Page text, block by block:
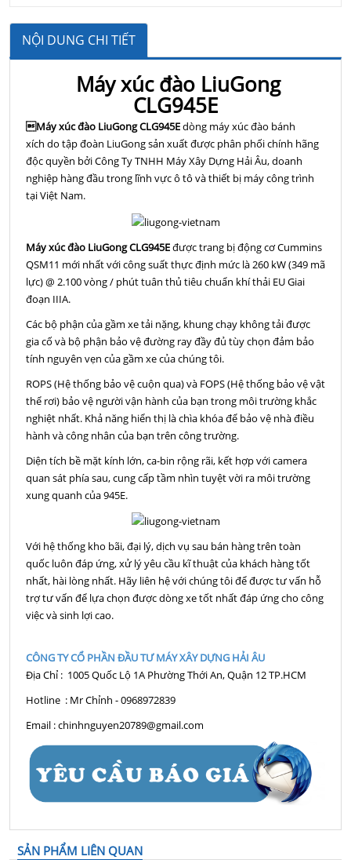
NỘI DUNG CHI TIẾT
Máy xúc đào LiuGong
CLG945E
Máy xúc đào LiuGong CLG945Edòng máy xúc đào bánh
xích do tập đoàn LiuGong sản xuất được phân phối chính hãng
độc quyền bởi Công Ty TNHH Máy Xây Dựng Hải Âu, doanh
nghiệp hàng đầu trong lĩnh vực ô tô và thiết bị máy công trình
tại Việt Nam.
Máy xúc đào LiuGong CLG945Eđược trang bị động cơ Cummins
QSM11 mới nhất với công suất thực định mức là 260 kW (349 mã
lực) @ 2.100 vòng / phút tuân thủ tiêu chuẩn khí thải EU Giai
đoạn IIIA.
Các bộ phận của gầm xe tải nặng, khung chạy không tải được
gia cố và bộ phận bảo vệ đường ray đầy đủ tùy chọn đảm bảo
tính nguyên vẹn của gầm xe của chúng tôi.
ROPS (Hệ thống bảo vệ cuộn qua) và FOPS (Hệ thống bảo vệ vật
thể rơi) bảo vệ người vận hành của bạn trong môi trường khắc
nghiệt nhất. Khả năng hiển thị là chìa khóa để bảo vệ nhà điều
hành và công nhân của bạn trên công trường.
Diện tích bề mặt kính lớn, ca-bin rộng rãi, kết hợp với camera
quan sát phía sau, cung cấp tầm nhìn tuyệt vời ra môi trường
xung quanh của 945E.
Với hệ thống kho bãi, đại lý, dịch vụ sau bán hàng trên toàn
quốc luôn đáp ứng, xử lý yêu cầu kĩ thuật của khách hàng tốt
nhất, hài lòng nhất. Hãy liên hệ với chúng tôi để được tư vấn hỗ
trợ tư vấn để lựa chọn được dòng xe tốt nhất đáp ứng cho công
việc và sinh lợi cao.
CÔNG TY CỔ PHẦN ĐẦU TƯ MÁY XÂY DỰNG HẢI ÂU
Địa Chỉ : 1005 Quốc Lộ 1A Phường Thới An, Quận 12 TP.HCM
Hotline : Mr Chỉnh - 0968972839
Email : chinhnguyen20789@gmail.com
SẢN PHẨM LIÊN QUAN